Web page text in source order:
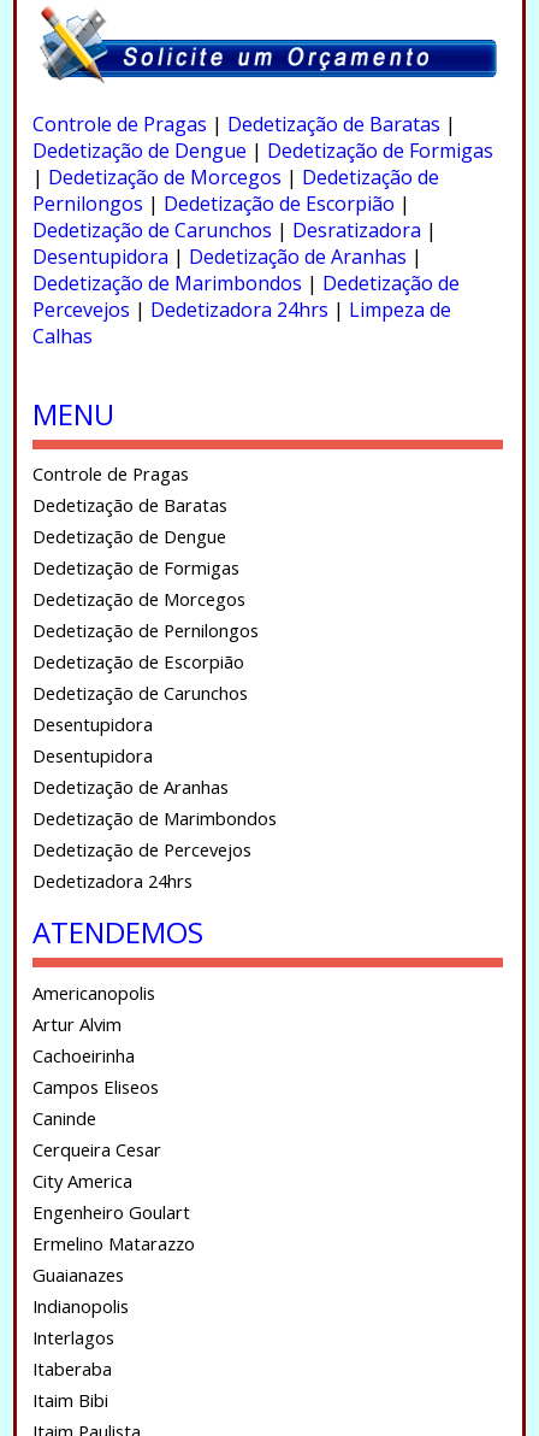
Controle de Pragas | Dedetização de Baratas |
Dedetização de Dengue | Dedetização de Formigas
| Dedetização de Morcegos | Dedetização de
Pernilongos | Dedetização de Escorpião |
Dedetização de Carunchos | Desratizadora |
Desentupidora | Dedetização de Aranhas |
Dedetização de Marimbondos | Dedetização de
Percevejos | Dedetizadora 24hrs | Limpeza de
Calhas
MENU
Controle de Pragas
Dedetização de Baratas
Dedetização de Dengue
Dedetização de Formigas
Dedetização de Morcegos
Dedetização de Pernilongos
Dedetização de Escorpião
Dedetização de Carunchos
Desentupidora
Desentupidora
Dedetização de Aranhas
Dedetização de Marimbondos
Dedetização de Percevejos
Dedetizadora 24hrs
ATENDEMOS
Americanopolis
Artur Alvim
Cachoeirinha
Campos Eliseos
Caninde
Cerqueira Cesar
City America
Engenheiro Goulart
Ermelino Matarazzo
Guaianazes
Indianopolis
Interlagos
Itaberaba
Itaim Bibi
Itaim Paulista